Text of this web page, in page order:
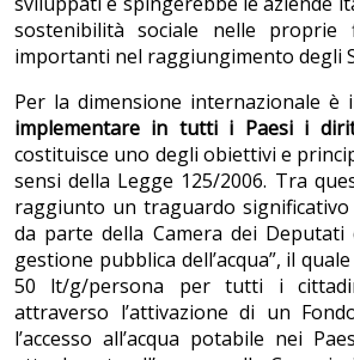
sostenibilità sociale nelle
importanti nel raggiungimento degli
Per la dimensione internazionale
implementare in tutti i Paesi i
costituisce uno degli obiettivi e
sensi della Legge 125/2006. Tra
raggiunto un traguardo significativo
da parte della Camera dei
gestione pubblica dell’acqua”, il
50 lt/g/persona per tutti i
attraverso l’attivazione di un
l’accesso all’acqua potabile nei